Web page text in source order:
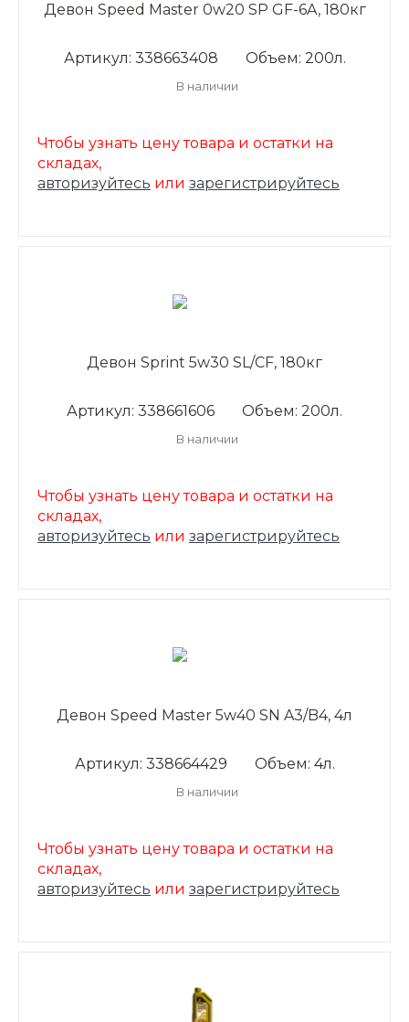
Девон Speed Master 0w20 SP GF-6A, 180кг
Артикул: 338663408 Объем: 200л.
В наличии
Чтобы узнать цену товара и остатки на
складах,
авторизуйтесь или зарегистрируйтесь
Девон Sprint 5w30 SL/CF, 180кг
Артикул: 338661606 Объем: 200л.
В наличии
Чтобы узнать цену товара и остатки на
складах,
авторизуйтесь или зарегистрируйтесь
Девон Speed Master 5w40 SN A3/B4, 4л
Артикул: 338664429 Объем: 4л.
В наличии
Чтобы узнать цену товара и остатки на
складах,
авторизуйтесь или зарегистрируйтесь